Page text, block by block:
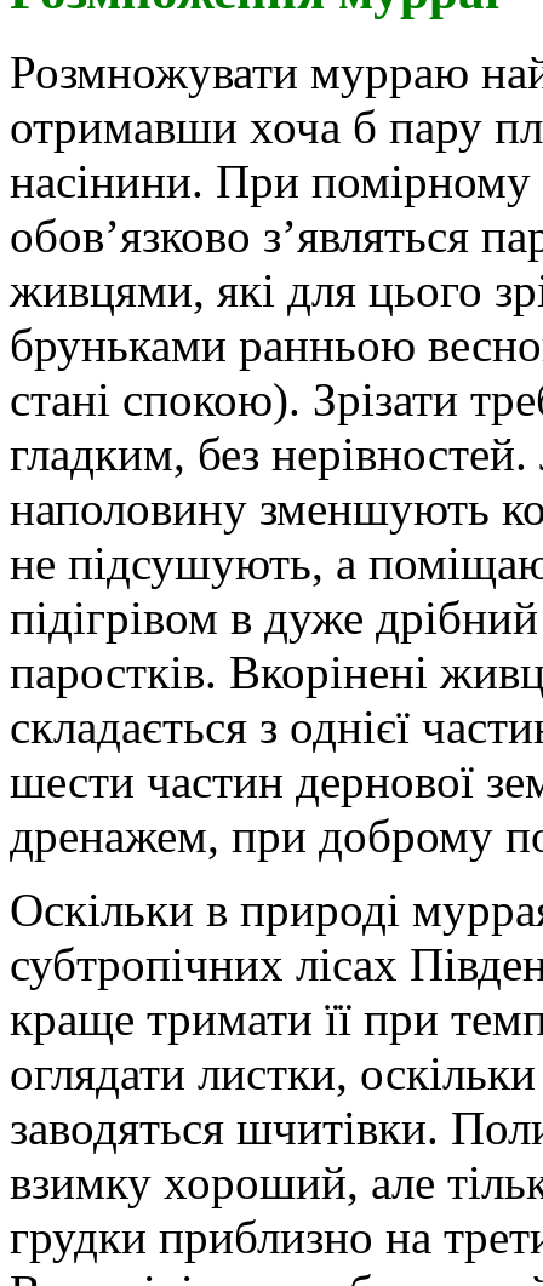
Розмножувати мурраю
отримавши хоча б пару
насінини. При помірному
обов’язково з’являться
живцями, які для цього
бруньками ранньою
стані спокою). Зрізати
гладким, без
наполовину зменшують
не підсушують, а
підігрівом в дуже
паростків. Вкорінені
складається з однієї
шести частин дернової
дренажем, при доброму
Оскільки в природі
субтропічних лісах
краще тримати її при
оглядати листки,
заводяться шчитівки.
взимку хороший, але
грудки приблизно на